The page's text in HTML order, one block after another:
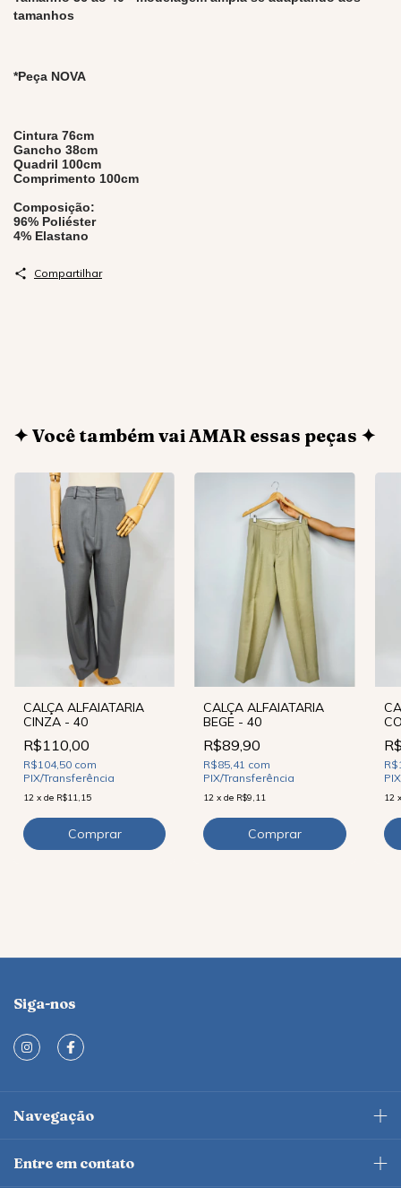
tamanhos
*Peça NOVA
Cintura 76cm
Gancho 38cm
Quadril 100cm
Comprimento 100cm
Composição:
96% Poliéster
4% Elastano
Compartilhar
✦ Você também vai AMAR essas peças ✦
CALÇA ALFAIATARIA
CINZA - 40
R$110,00
R$104,50 com
PIX/Transferência
12 x de R$11,15
CALÇA ALFAIATARIA
BEGE - 40
R$89,90
R$85,41 com
PIX/Transferência
12 xde R$9,11 12
Siga-nos
Navegação
Entre em contato